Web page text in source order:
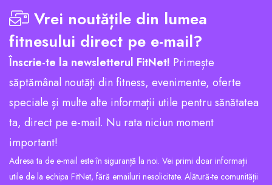
Vrei noutățile din lumea
fitnesului direct pe e-mail?
Înscrie-te la newsletterul FitNet! Primește
săptămânal noutăți din fitness, evenimente, oferte
speciale și multe alte informații utile pentru sănătatea
ta, direct pe e-mail. Nu rata niciun moment
important!
Adresa ta de e-mail este în siguranță la noi. Vei primi doar informații
utile de la echipa FitNet, fără emailuri nesolicitate. Alătură-te comunității